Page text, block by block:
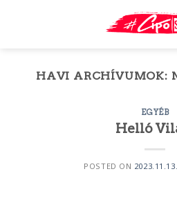
HAVI ARCHÍVUMOK:
EGYÉB
Helló
POSTED ON 2023.11.13.